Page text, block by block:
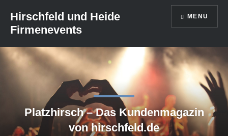
zum
Inhalt
Hirschfeld und Heide
Firmenevents
MENÜ
Platzhirsch – Das Kundenmagazin
von hirschfeld.de